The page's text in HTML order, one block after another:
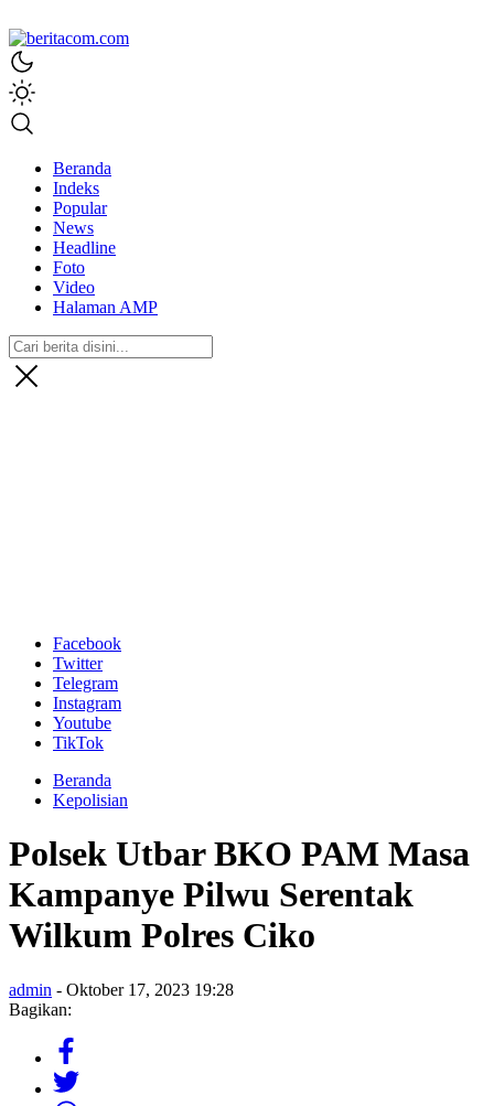
beritacom.com
bestnews
Beranda
Indeks
Popular
News
Headline
Foto
Video
Halaman AMP
Facebook
Twitter
Telegram
Instagram
Youtube
TikTok
Beranda
Kepolisian
Polsek Utbar BKO PAM Masa
Kampanye Pilwu Serentak
Wilkum Polres Ciko
admin - Oktober 17, 2023 19:28
Bagikan: